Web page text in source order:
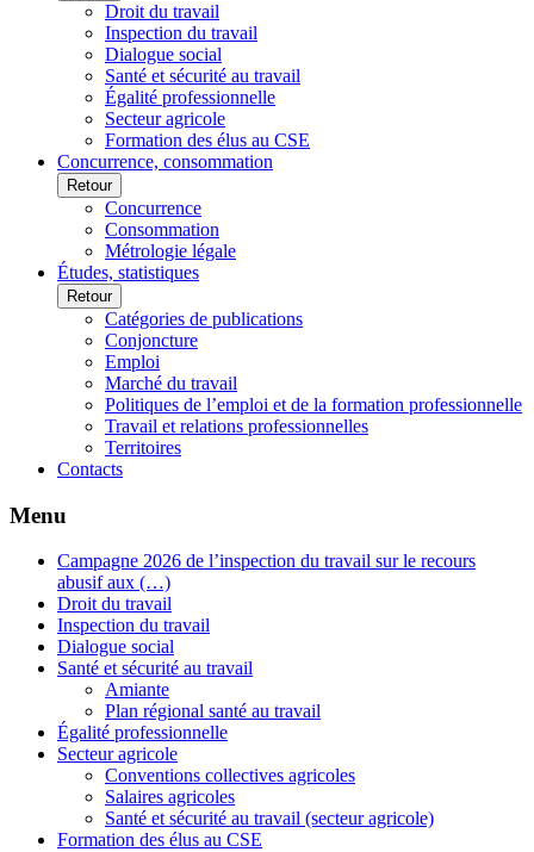
Droit du travail
Inspection du travail
Dialogue social
Santé et sécurité au travail
Égalité professionnelle
Secteur agricole
Formation des élus au CSE
Concurrence, consommation
Retour
Concurrence
Consommation
Métrologie légale
Études, statistiques
Retour
Catégories de publications
Conjoncture
Emploi
Marché du travail
Politiques de l’emploi et de la formation professionnelle
Travail et relations professionnelles
Territoires
Contacts
Menu
Campagne 2026 de l’inspection du travail sur le recours
abusif aux (…)
Droit du travail
Inspection du travail
Dialogue social
Santé et sécurité au travail
Amiante
Plan régional santé au travail
Égalité professionnelle
Secteur agricole
Conventions collectives agricoles
Salaires agricoles
Santé et sécurité au travail (secteur agricole)
Formation des élus au CSE